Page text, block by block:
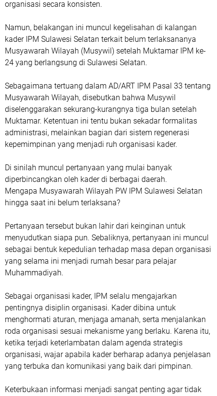
organisasi secara konsisten.
Namun, belakangan ini muncul kegelisahan di kalangan
kader IPM Sulawesi Selatan terkait belum terlaksananya
Musyawarah Wilayah (Musywil) setelah Muktamar IPM ke-
24 yang berlangsung di Sulawesi Selatan.
Sebagaimana tertuang dalam AD/ART IPM Pasal 33 tentang
Musyawarah Wilayah, disebutkan bahwa Musywil
diselenggarakan sekurang-kurangnya tiga bulan setelah
Muktamar. Ketentuan ini tentu bukan sekadar formalitas
administrasi, melainkan bagian dari sistem regenerasi
kepemimpinan yang menjadi ruh organisasi kader.
Di sinilah muncul pertanyaan yang mulai banyak
diperbincangkan oleh kader di berbagai daerah.
Mengapa Musyawarah Wilayah PW IPM Sulawesi Selatan
hingga saat ini belum terlaksana?
Pertanyaan tersebut bukan lahir dari keinginan untuk
menyudutkan siapa pun. Sebaliknya, pertanyaan ini muncul
sebagai bentuk kepedulian terhadap masa depan organisasi
yang selama ini menjadi rumah besar para pelajar
Muhammadiyah.
Sebagai organisasi kader, IPM selalu mengajarkan
pentingnya disiplin organisasi. Kader dibina untuk
menghormati aturan, menjaga amanah, serta menjalankan
roda organisasi sesuai mekanisme yang berlaku. Karena itu,
ketika terjadi keterlambatan dalam agenda strategis
organisasi, wajar apabila kader berharap adanya penjelasan
yang terbuka dan komunikasi yang baik dari pimpinan.
Keterbukaan informasi menjadi sangat penting agar tidak